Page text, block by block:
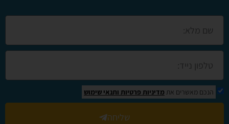
הנכם מאשרים את מדיניות פרטיות ותנאי שימוש
שליחה